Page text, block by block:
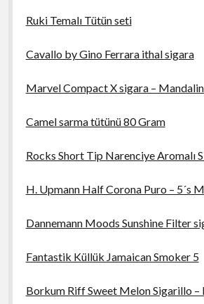
Ruki Temalı Tütün seti
Cavallo by Gino Ferrara ithal sigara
Marvel Compact X sigara –
Camel sarma tütünü 80 Gram
Rocks Short Tip Narenciye Aromalı
H. Upmann Half Corona Puro – 5´s
Dannemann Moods Sunshine Filter
Fantastik Küllük Jamaican Smoker 5
Borkum Riff Sweet Melon Sigarillo –